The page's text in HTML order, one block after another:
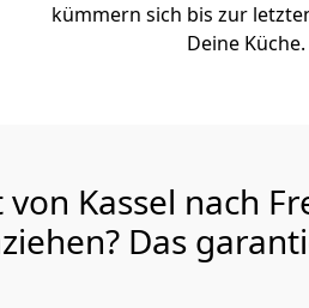
kümmern sich bis zur
Deine Küche.
Kassel nach
Das